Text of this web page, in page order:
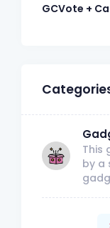
GCVote +
This
by a